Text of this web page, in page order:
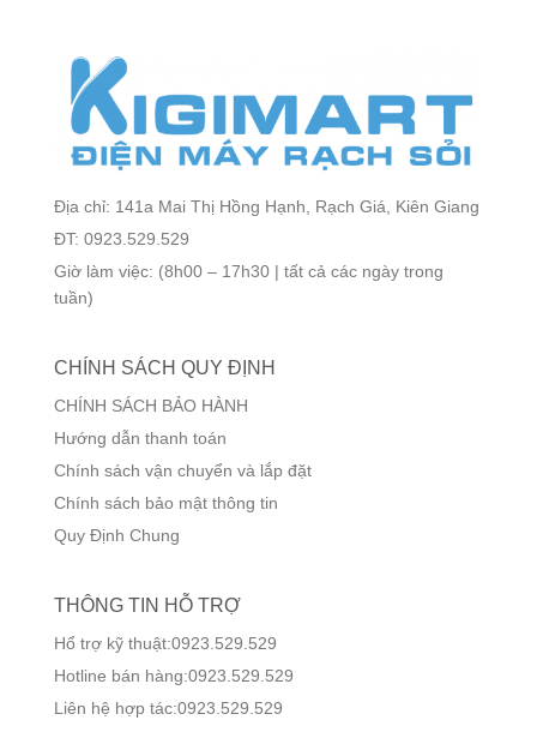
Địa chỉ: 141a Mai Thị Hồng Hạnh, Rạch Giá, Kiên Giang
ĐT: 0923.529.529
Giờ làm việc: (8h00 – 17h30 | tất cả các ngày trong
tuần)
CHÍNH SÁCH QUY ĐỊNH
CHÍNH SÁCH BẢO HÀNH
Hướng dẫn thanh toán
Chính sách vận chuyển và lắp đặt
Chính sách bảo mật thông tin
Quy Định Chung
THÔNG TIN HỖ TRỢ
Hổ trợ kỹ thuật:0923.529.529
Hotline bán hàng:0923.529.529
Liên hệ hợp tác:0923.529.529